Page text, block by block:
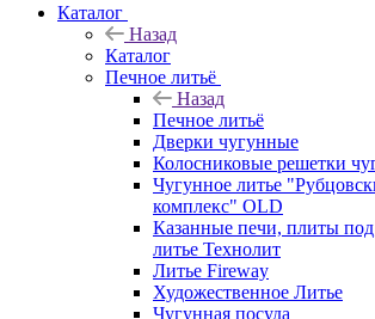
Каталог
Назад
Каталог
Печное литьё
Назад
Печное литьё
Дверки чугунные
Колосниковые решетки
Чугунное литье
комплекс" OLD
Казанные печи, плиты под
литье Технолит
Литье Fireway
Художественное Литье
Чугунная посуда